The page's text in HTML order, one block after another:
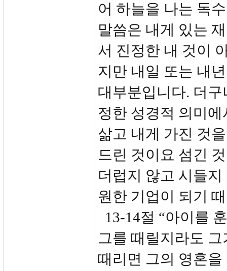
어 하늘을 나는 독
말씀은 내게 있는
서 진정한 내 것이
지만 내일 또는 내
대부분입니다. 더
정한 성경적 의미
삶고 내게 가진 것
드린 것이요 섬긴
더럽지 않고 시들
원한 기업이 되기
13-14절 “아이를
그를 때릴지라도
때리면 그의 영혼